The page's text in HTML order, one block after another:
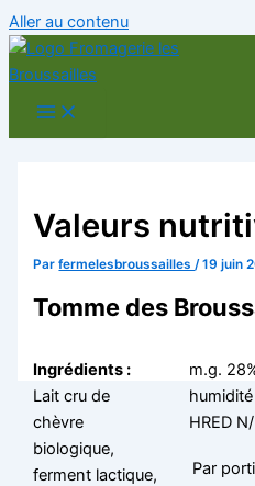
Aller au contenu
Valeurs
Parfermelesbroussailles/19 juin
Tomme des
Ingrédients :
Lait cru de
chèvre
biologique,
ferment lactique,
m.g.
HRED
Par